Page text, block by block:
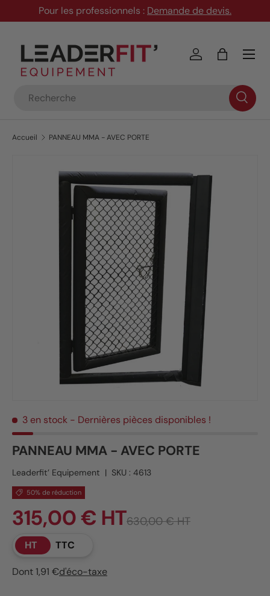
Aller au contenu
Pour les professionnels : Demande de devis.
Se connecter
Panier
Menu
Accueil PANNEAU MMA - AVEC PORTE
Passer aux informations produits
3 en stock - Dernières pièces disponibles !
PANNEAU MMA - AVEC PORTE
Leaderfit’ Equipement | SKU : 4613
50% de réduction
315,00 € HT630,00 € HT
HT TTC
Dont 1,91 €d'éco-taxe